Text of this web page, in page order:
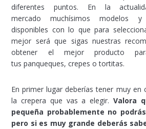
diferentes puntos. En la
mercado muchísimos modelos y
disponibles con lo que para
mejor será que sigas nuestras
obtener el mejor producto
tus panqueques, crepes o tortitas.
En primer lugar deberías tener muy en
la crepera que vas a elegir. Valora
pequeña probablemente no
pero si es muy grande deberás